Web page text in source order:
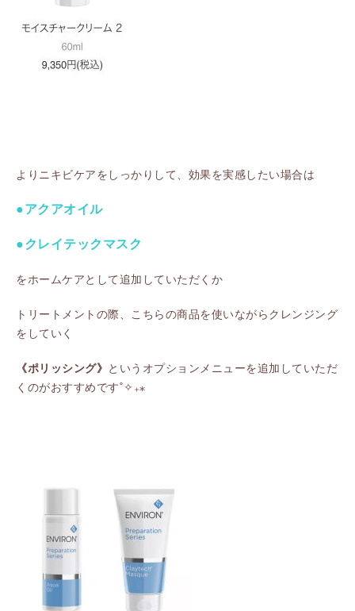
よりニキビケアをしっかりして、効果を実感したい場合は
●アクアオイル
●クレイテックマスク
をホームケアとして追加していただくか
トリートメントの際、こちらの商品を使いながらクレンジング
をしていく
《ポリッシング》 というオプションメニューを追加していただ
くのがおすすめです˚✧₊⁎